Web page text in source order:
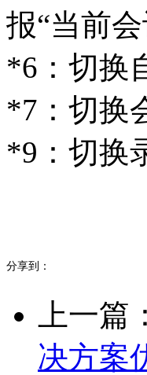
报“当前会
*6：切换
*7：切换
*9：切换
分享到：
上一篇：
决方案